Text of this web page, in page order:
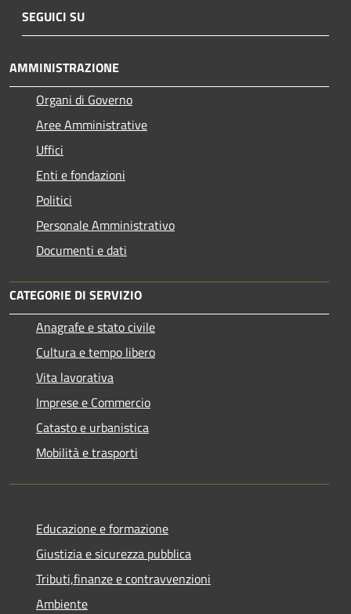
SEGUICI SU
AMMINISTRAZIONE
Organi di Governo
Aree Amministrative
Uffici
Enti e fondazioni
Politici
Personale Amministrativo
Documenti e dati
CATEGORIE DI SERVIZIO
Anagrafe e stato civile
Cultura e tempo libero
Vita lavorativa
Imprese e Commercio
Catasto e urbanistica
Mobilità e trasporti
Educazione e formazione
Giustizia e sicurezza pubblica
Tributi,finanze e contravvenzioni
Ambiente